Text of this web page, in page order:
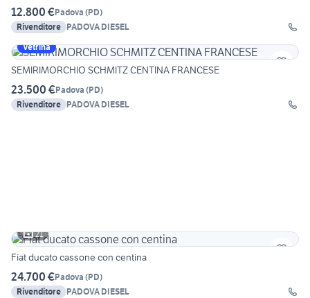
12.800 €Padova (PD)
Rivenditore PADOVA DIESEL
Vetrina
SEMIRIMORCHIO SCHMITZ CENTINA FRANCESE
23.500 €Padova (PD)
Rivenditore PADOVA DIESEL
21
Fiat ducato cassone con centina
24.700 €Padova (PD)
Rivenditore PADOVA DIESEL